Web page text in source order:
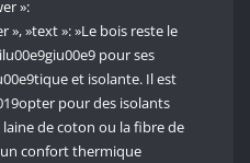
»:
», »text »: »Le bois reste le
pour ses
et isolante. Il est
pour des isolants
de coton ou la fibre de
confort thermique